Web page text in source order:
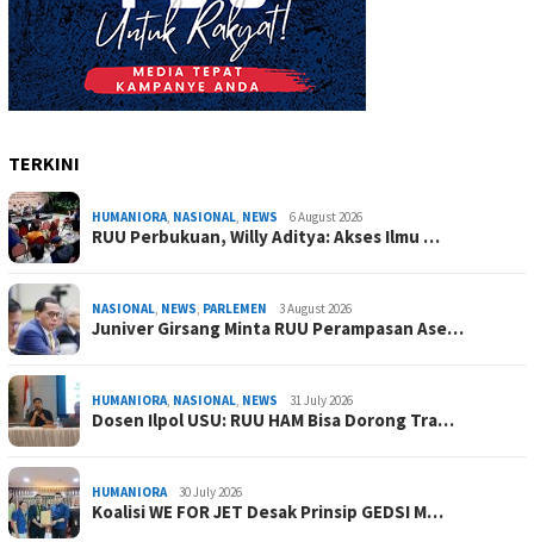
TERKINI
HUMANIORA, NASIONAL, NEWS 6 August 2026
RUU Perbukuan, Willy Aditya: Akses Ilmu …
NASIONAL, NEWS, PARLEMEN 3 August 2026
Juniver Girsang Minta RUU Perampasan Ase…
HUMANIORA, NASIONAL, NEWS 31 July 2026
Dosen Ilpol USU: RUU HAM Bisa Dorong Tra…
HUMANIORA 30 July 2026
Koalisi WE FOR JET Desak Prinsip GEDSI M…